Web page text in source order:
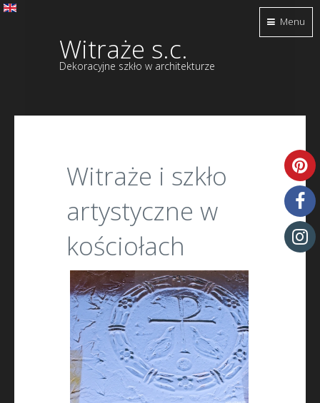
Witraże s.c.
Dekoracyjne szkło w architekturze
Witraże i szkło
artystyczne w
kościołach
Menu